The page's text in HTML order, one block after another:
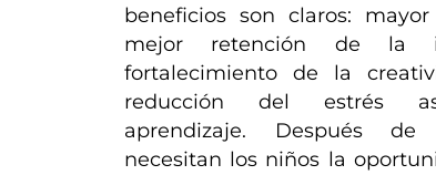
beneficios son claros:
mejor retención de la
fortalecimiento de la
reducción del estrés
aprendizaje. Después
necesitan los niños la